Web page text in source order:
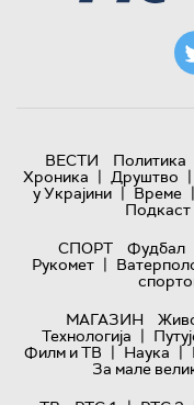
ВЕСТИ Политика
Хроника | Друштво |
у Украјини | Време |
Подкаст
СПОРТ
Фудбал
Рукомет |
МАГАЗИН
Технологијa |
Филм и ТВ | Наука |
За мале